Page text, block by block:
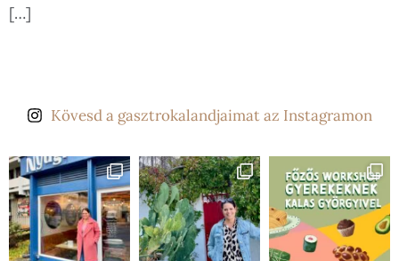
[…]
Kövesd a gasztrokalandjaimat az Instagramon